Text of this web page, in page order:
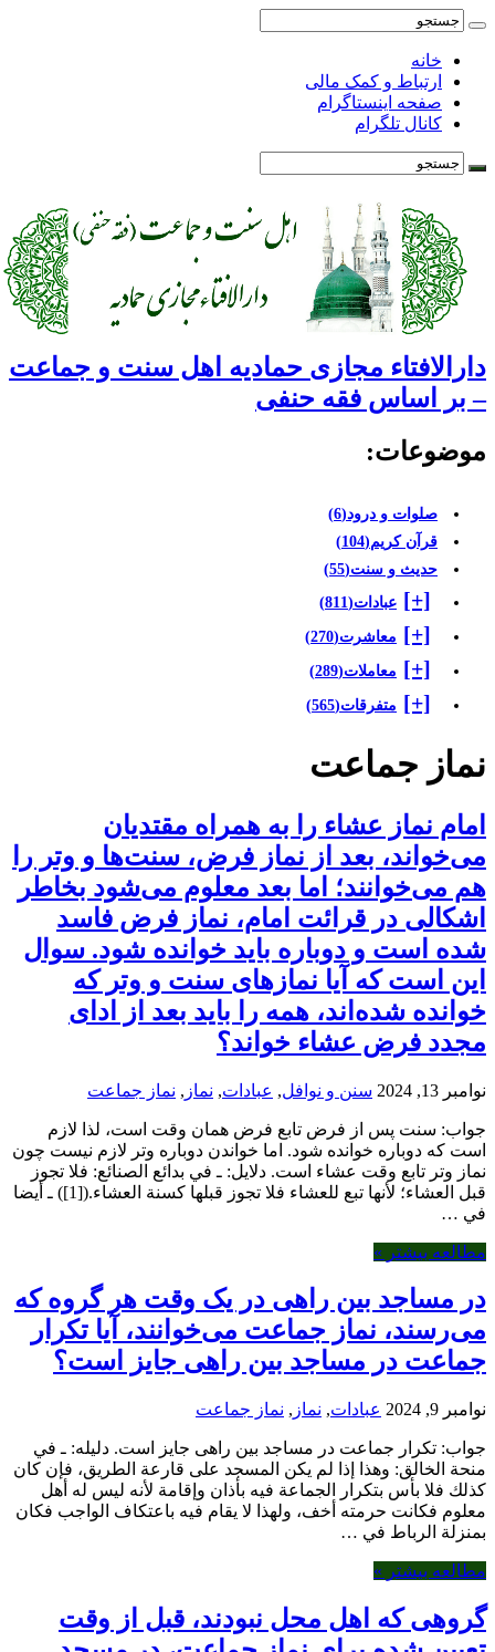
خانه
ارتباط و کمک مالی
صفحه اینستاگرام
کانال تلگرام
مجازی حمادیه اهل سنت و جماعت
بر اساس فقه حنفی
صلوات و درود (6)
قرآن کریم (104)
حدیث و سنت(55)
[+] عبادات (811)
[+] معاشرت (270)
[+] معاملات(289)
[+] متفرقات(565)
جماعت
نماز عشاء را به همراه مقتدیان
بعد از نماز فرض، سنت‌ها و وتر را
می‌خوانند؛ اما بعد معلوم می‌شود بخاطر
در قرائت امام، نماز فرض فاسد
است و دوباره باید خوانده شود. سوال
است که آیا نمازهای سنت و وتر که
شده‌اند، همه را باید بعد از ادای
فرض عشاء خواند؟
13, 2024 سنن و نوافل, عبادات ,نماز,نماز جماعت
سنت پس از فرض تابع فرض همان وقت است، لذا لازم
که دوباره خوانده شود. اما خواندن دوباره وتر لازم نیست چون
وتر تابع وقت عشاء است. دلایل: ـ في بدائع الصنائع: فلا تجوز
قبل العشاء؛ لأنها تبع للعشاء فلا تجوز قبلها كسنة العشاء.([1]) ـ أیضا
…
بیشتر »
مساجد بین راهی در یک وقت هر گروه که
نماز جماعت می‌خوانند، آیا تکرار
در مساجد بین راهی جایز است؟
9, 2024 عبادات ,نماز,نماز جماعت
تکرار جماعت در مساجد بین راهی جایز است. دلیله: ـ في
الخالق: وهذا إذا لم يكن المسجد على قارعة الطريق، فإن كان
فلا بأس بتكرار الجماعة فيه بأذان وإقامة لأنه ليس له أهل
فكانت حرمته أخف، ولهذا لا يقام فيه باعتكاف الواجب فكان
الرباط في …
بیشتر »
که اهل محل نبودند، قبل از وقت